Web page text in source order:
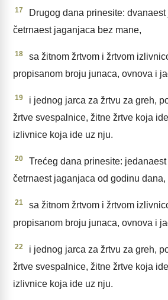
17
Drugog dana prinesite:
četrnaest jaganjaca bez mane,
18
sa žitnom žrtvom i žrtvom
propisanom broju junaca, ovnova i
19
i jednog jarca za žrtvu za greh,
žrtve svespalnice, žitne žrtve koja
izlivnice koja ide uz nju.
20
Trećeg dana prinesite:
četrnaest jaganjaca od godinu dana,
21
sa žitnom žrtvom i žrtvom
propisanom broju junaca, ovnova i
22
i jednog jarca za žrtvu za greh,
žrtve svespalnice, žitne žrtve koja
izlivnice koja ide uz nju.